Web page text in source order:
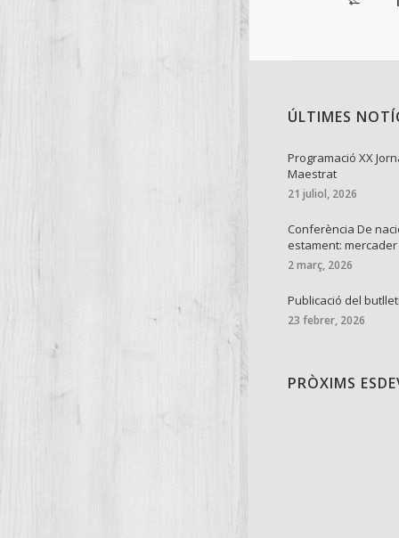
ÚLTIMES
Programació XX
Maestrat
21 juliol, 2026
Conferència De
estament: mercader
2 març, 2026
Publicació del
23 febrer, 2026
PRÒXIMS